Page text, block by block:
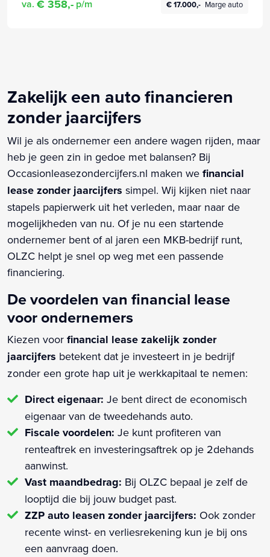
va. € 358,- p/m € 17.000,- Marge auto
Zakelijk een auto financieren
zonder jaarcijfers
Wil je als ondernemer een andere wagen rijden, maar
heb je geen zin in gedoe met balansen? Bij
Occasionleasezondercijfers.nl maken we financial
lease zonder jaarcijfers simpel. Wij kijken niet naar
stapels papierwerk uit het verleden, maar naar de
mogelijkheden van nu. Of je nu een startende
ondernemer bent of al jaren een MKB-bedrijf runt,
OLZC helpt je snel op weg met een passende
financiering.
De voordelen van financial lease
voor ondernemers
Kiezen voor financial lease zakelijk zonder
jaarcijfers betekent dat je investeert in je bedrijf
zonder een grote hap uit je werkkapitaal te nemen:
Direct eigenaar: Je bent direct de economisch
eigenaar van de tweedehands auto.
Fiscale voordelen: Je kunt profiteren van
renteaftrek en investeringsaftrek op je 2dehands
aanwinst.
Vast maandbedrag: Bij OLZC bepaal je zelf de
looptijd die bij jouw budget past.
ZZP auto leasen zonder jaarcijfers: Ook zonder
recente winst- en verliesrekening kun je bij ons
een aanvraag doen.